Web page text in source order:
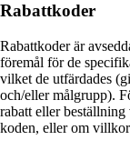
Rabattkoder
Rabattkoder är
föremål för de
vilket de utfärdades
och/eller målgrupp).
rabatt eller
koden, eller om